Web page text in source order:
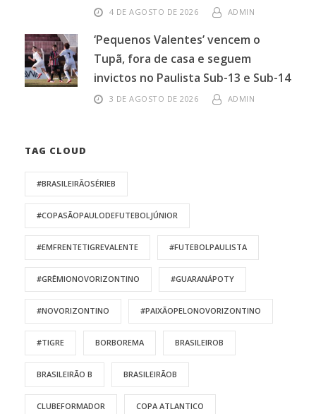
4 DE AGOSTO DE 2026 ADMIN
‘Pequenos Valentes’ vencem o
Tupã, fora de casa e seguem
invictos no Paulista Sub-13 e Sub-14
3 DE AGOSTO DE 2026 ADMIN
TAG CLOUD
#BRASILEIRÃOSÉRIEB
#COPASÃOPAULODEFUTEBOLJÚNIOR
#EMFRENTETIGREVALENTE #FUTEBOLPAULISTA
#GRÊMIONOVORIZONTINO #GUARANÁPOTY
#NOVORIZONTINO #PAIXÃOPELONOVORIZONTINO
#TIGRE BORBOREMA BRASILEIROB
BRASILEIRÃO B BRASILEIRÃOB
CLUBEFORMADOR COPA ATLANTICO